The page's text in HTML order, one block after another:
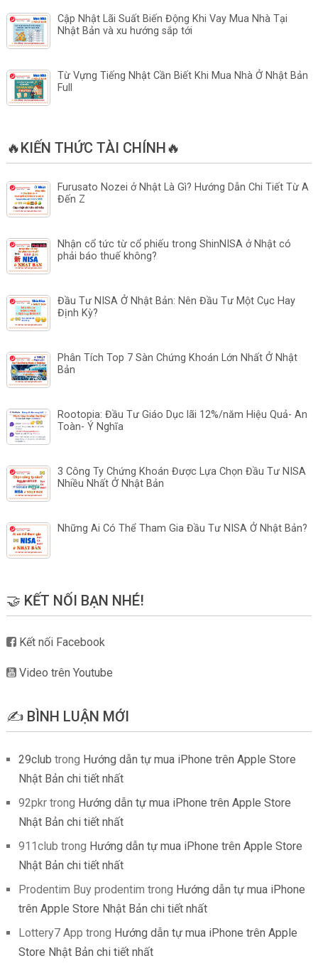
Cập Nhật Lãi Suất Biến Động Khi Vay Mua Nhà Tại
Nhật Bản và xu hướng sắp tới
Từ Vựng Tiếng Nhật Cần Biết Khi Mua Nhà Ở Nhật Bản
Full
🔥KIẾN THỨC TÀI CHÍNH🔥
Furusato Nozei ở Nhật Là Gì? Hướng Dẫn Chi Tiết Từ A
Đến Z
Nhận cổ tức từ cổ phiếu trong ShinNISA ở Nhật có
phải báo thuế không?
Đầu Tư NISA Ở Nhật Bản: Nên Đầu Tư Một Cục Hay
Định Kỳ?
Phân Tích Top 7 Sàn Chứng Khoán Lớn Nhất Ở Nhật
Bản
Rootopia: Đầu Tư Giáo Dục lãi 12%/năm Hiệu Quả- An
Toàn- Ý Nghĩa
3 Công Ty Chứng Khoán Được Lựa Chọn Đầu Tư NISA
Nhiều Nhất Ở Nhật Bản
Những Ai Có Thể Tham Gia Đầu Tư NISA Ở Nhật Bản?
🤝 KẾT NỐI BẠN NHÉ!
Kết nối Facebook
Video trên Youtube
✍️ BÌNH LUẬN MỚI
29club trong Hướng dẫn tự mua iPhone trên Apple Store
Nhật Bản chi tiết nhất
92pkrtrong Hướng dẫn tự mua iPhone trên Apple Store
Nhật Bản chi tiết nhất
911club trong Hướng dẫn tự mua iPhone trên Apple Store
Nhật Bản chi tiết nhất
Prodentim Buy prodentim trong Hướng dẫn tự mua iPhone
trên Apple Store Nhật Bản chi tiết nhất
Lottery7 App trong Hướng dẫn tự mua iPhone trên Apple
Store Nhật Bản chi tiết nhất